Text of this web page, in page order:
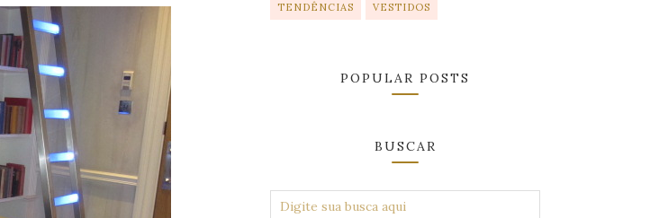
TENDÊNCIAS VESTIDOS
POPULAR POSTS
BUSCAR